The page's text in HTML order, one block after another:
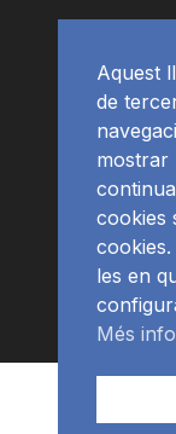
Aquest
de
mostrar
cookies
les en
Més